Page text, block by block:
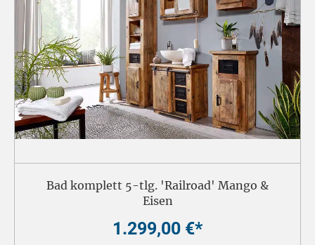
Bad komplett 5-tlg. 'Railroad' Mango &
Eisen
1.299,00 €*